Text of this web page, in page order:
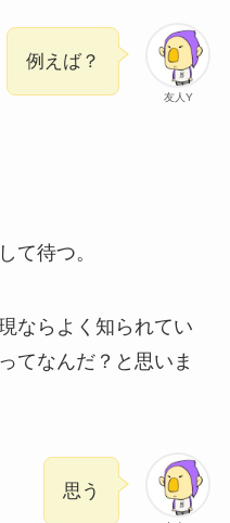
友人Y
例えば？
て待つ。
ならよく知られてい
てなんだ？と思いま
思う